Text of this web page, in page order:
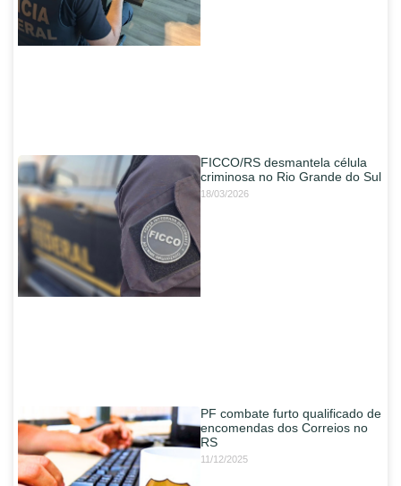
FICCO/RS desmantela célula
criminosa no Rio Grande do Sul
18/03/2026
PF combate furto qualificado de
encomendas dos Correios no
RS
11/12/2025